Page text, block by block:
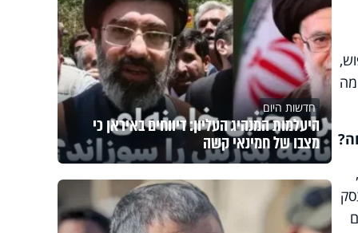
מה
חדשות היום
היעלמות המנהיג העליון: דיווחים באיראן כי
מצבו של חמינאי קשה